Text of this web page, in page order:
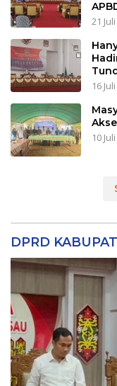
21
16
10
DPRD